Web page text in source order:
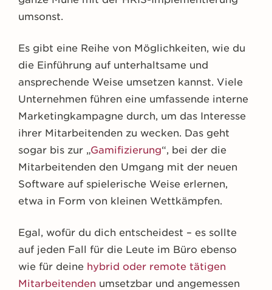
umsonst.
Es gibt eine Reihe von Möglichkeiten, wie du
die Einführung auf unterhaltsame und
ansprechende Weise umsetzen kannst. Viele
Unternehmen führen eine umfassende interne
Marketingkampagne durch, um das Interesse
ihrer Mitarbeitenden zu wecken. Das geht
sogar bis zur „Gamifizierung“, bei der die
Mitarbeitenden den Umgang mit der neuen
Software auf spielerische Weise erlernen,
etwa in Form von kleinen Wettkämpfen.
Egal, wofür du dich entscheidest – es sollte
auf jeden Fall für die Leute im Büro ebenso
wie für deine hybrid oder remote tätigen
Mitarbeitenden umsetzbar und angemessen